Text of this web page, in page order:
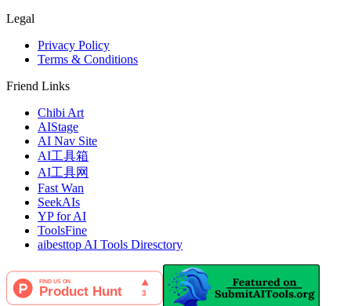
Legal
Privacy Policy
Terms & Conditions
Friend Links
Chibi Art
AIStage
AI Nav Site
AI工具箱
AI工具网
Fast Wan
SeekAIs
YP for AI
ToolsFine
aibesttop AI Tools Diresctory